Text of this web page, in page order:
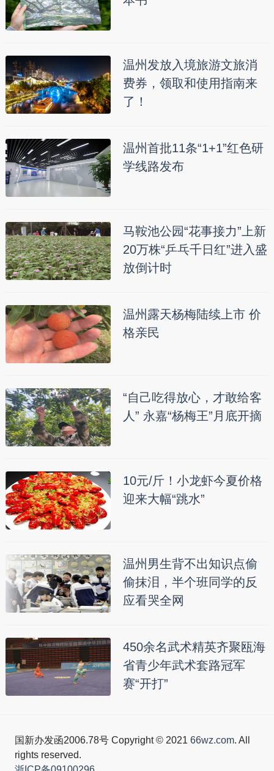
温州发放入境旅游文旅消
费券，领取和使用指南来
了！
温州首批11条“1+1”红色研
学线路发布
马鞍池公园“花事接力”上新
20万株“乒乓千日红”进入盛
放倒计时
温州露天杨梅陆续上市 价
格亲民
“自己吃得放心，才敢给客
人” 永嘉“杨梅王”月底开摘
10元/斤！小龙虾今夏价格
迎来大幅“跳水”
温州男生背不出知识点偷
偷抹泪，半个班同学的反
应看哭全网
450余名武术精英齐聚瓯海
省青少年武术套路冠军
赛“开打”
国新办发函2006.78号 Copyright © 2021 66wz.com. All
rights reserved.